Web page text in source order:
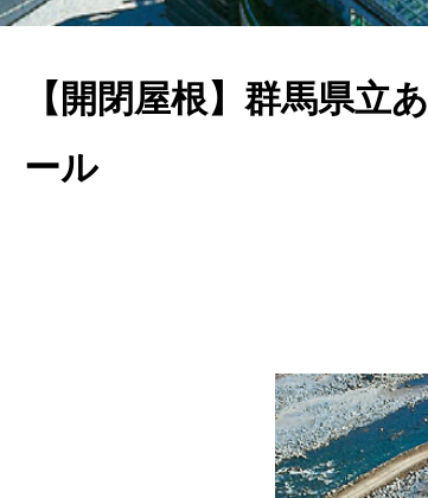
【開閉屋根】群馬県立
ール